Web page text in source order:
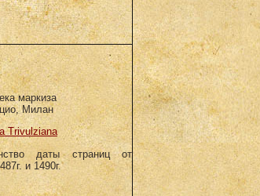
маркиза
Милан
Trivulziana
даты страниц от
и 1490г.